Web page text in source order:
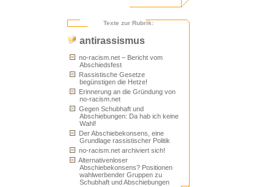
Texte zur Rubrik:
antirassismus
no-racism.net – Bericht vom
Abschiedsfest
Rassistische Gesetze
begünstigen die Hetze!
Erinnerung an die Gründung von
no-racism.net
Gegen Schubhaft und
Abschiebungen: Da hab ich keine
Wahl!
Der Abschiebekonsens, eine
Grundlage rassistischer Politik
no-racism.net archiviert sich!
Alternativenloser
Abschiebekonsens? Positionen
wahlwerbender Gruppen zu
Schubhaft und Abschiebungen